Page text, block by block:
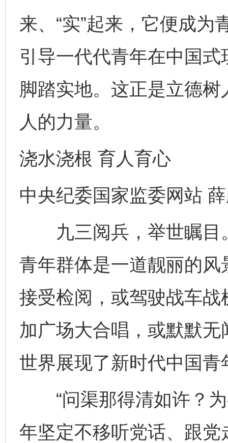
来、“实”起来，它便成
引导一代代青年在中国
脚踏实地。这正是立德
人的力量。
浇水浇根 育人育心
中央纪委国家监委网站
九三阅兵，举世瞩目
青年群体是一道靓丽的
接受检阅，或驾驶战车
加广场大合唱，或默默
世界展现了新时代中国青
“问渠那得清如许？为
年坚定不移听党话、跟